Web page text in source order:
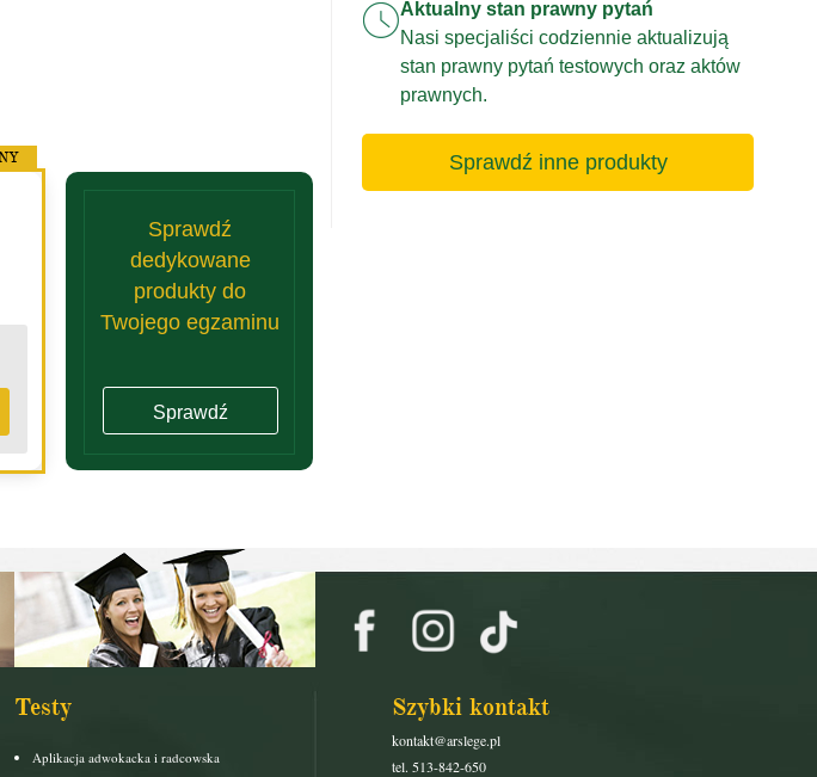
Sprawdź
dedykowane
produkty do
Twojego egzaminu
Sprawdź
Aktualny stan prawny pytań
Nasi specjaliści codziennie aktualizują
stan prawny pytań testowych oraz aktów
prawnych.
Sprawdź inne produkty
Testy
Aplikacja adwokacka i radcowska
Szybki kontakt
kontakt@arslege.pl
tel. 513-842-650